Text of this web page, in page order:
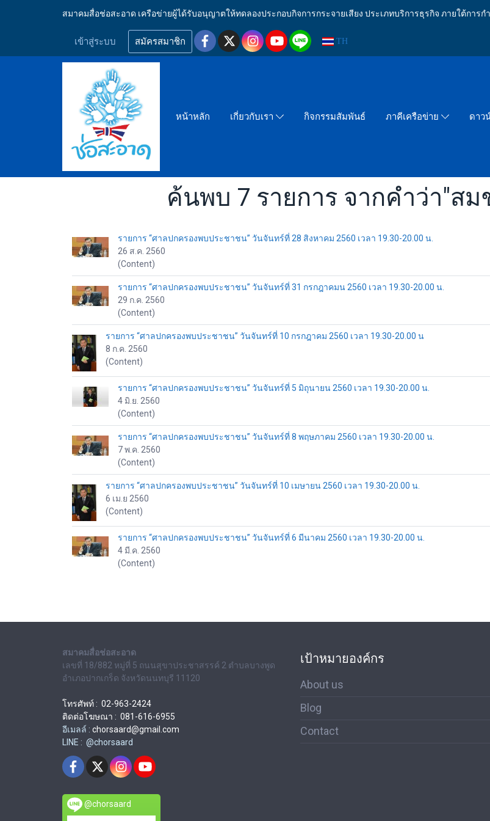
สมาคมสื่อช่อสะอาด เครือข่ายผู้ได้รับอนุญาตให้ทดลองประกอบกิจการกระจายเสียง ประเภทบริการธุรกิจ ภายใต้ก
เข้าสู่ระบบ สมัครสมาชิก TH
หน้าหลัก เกี่ยวกับเรา กิจกรรมสัมพันธ์ ภาคีเครือข่าย ดาว
ค้นพบ 7 รายการ จากคำว่า"ส
รายการ “ศาลปกครองพบประชาชน” วันจันทร์ที่ 28 สิงหาคม 2560 เวลา 19.30-20.00 น.
26 ส.ค. 2560
(Content)
รายการ “ศาลปกครองพบประชาชน” วันจันทร์ที่ 31 กรกฎาคมน 2560 เวลา 19.30-20.00 น.
29 ก.ค. 2560
(Content)
รายการ “ศาลปกครองพบประชาชน” วันจันทร์ที่ 10 กรกฎาคม 2560 เวลา 19.30-20.00 น
8 ก.ค. 2560
(Content)
รายการ “ศาลปกครองพบประชาชน” วันจันทร์ที่ 5 มิถุนายน 2560 เวลา 19.30-20.00 น.
4 มิ.ย. 2560
(Content)
รายการ “ศาลปกครองพบประชาชน” วันจันทร์ที่ 8 พฤษภาคม 2560 เวลา 19.30-20.00 น.
7 พ.ค. 2560
(Content)
รายการ “ศาลปกครองพบประชาชน” วันจันทร์ที่ 10 เมษายน 2560 เวลา 19.30-20.00 น.
6 เม.ย 2560
(Content)
รายการ “ศาลปกครองพบประชาชน” วันจันทร์ที่ 6 มีนาคม 2560 เวลา 19.30-20.00 น.
4 มี.ค. 2560
(Content)
สมาคมสื่อช่อสะอาด
เลขที่ 18/882 หมู่ที่ 5 ถนนสุขาประชาสรรค์ 2 ตำบลบางพูด
อำเภอปากเกร็ด จังหวัดนนทบุรี 11120
โทรศัพท์ : 02-963-2424
ติดต่อโฆษณา : 081-616-6955
อีเมลล์ : chorsaard@gmail.com
LINE : @chorsaard
@chorsaard
เป้าหมายองค์กร
About us
Blog
Contact